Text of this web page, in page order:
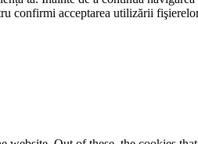
confirmi acceptarea utilizării